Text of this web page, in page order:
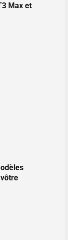
Max et